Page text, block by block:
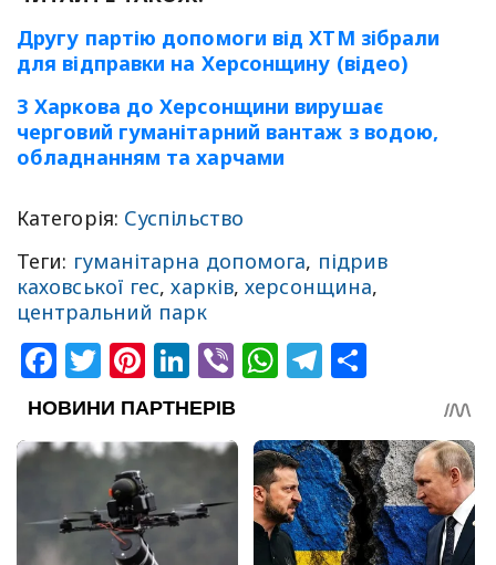
Другу партію допомоги від ХТМ зібрали
для відправки на Херсонщину (відео)
З Харкова до Херсонщини вирушає
черговий гуманітарний вантаж з водою,
обладнанням та харчами
Категорія: Суспільство
Теги: гуманітарна допомога, підрив
каховської гес,харків,херсонщина,
центральний парк
Facebook
Twitter
Pinterest
LinkedIn
ViberWhatsApp
Telegram